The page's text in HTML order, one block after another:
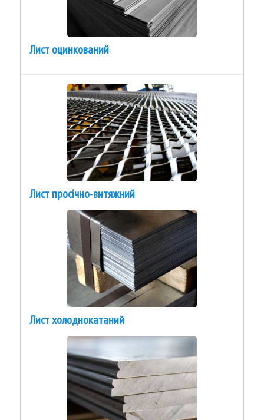
Лист оцинкований
Лист просічно-витяжний
Лист холоднокатаний